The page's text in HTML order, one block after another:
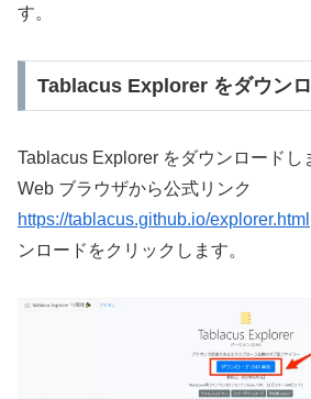
す。
Tablacus Explorer をダウン
Tablacus Explorer をダウンロードし
Web ブラウザから公式リンク
https://tablacus.github.io/explorer.html
ンロードをクリックします。